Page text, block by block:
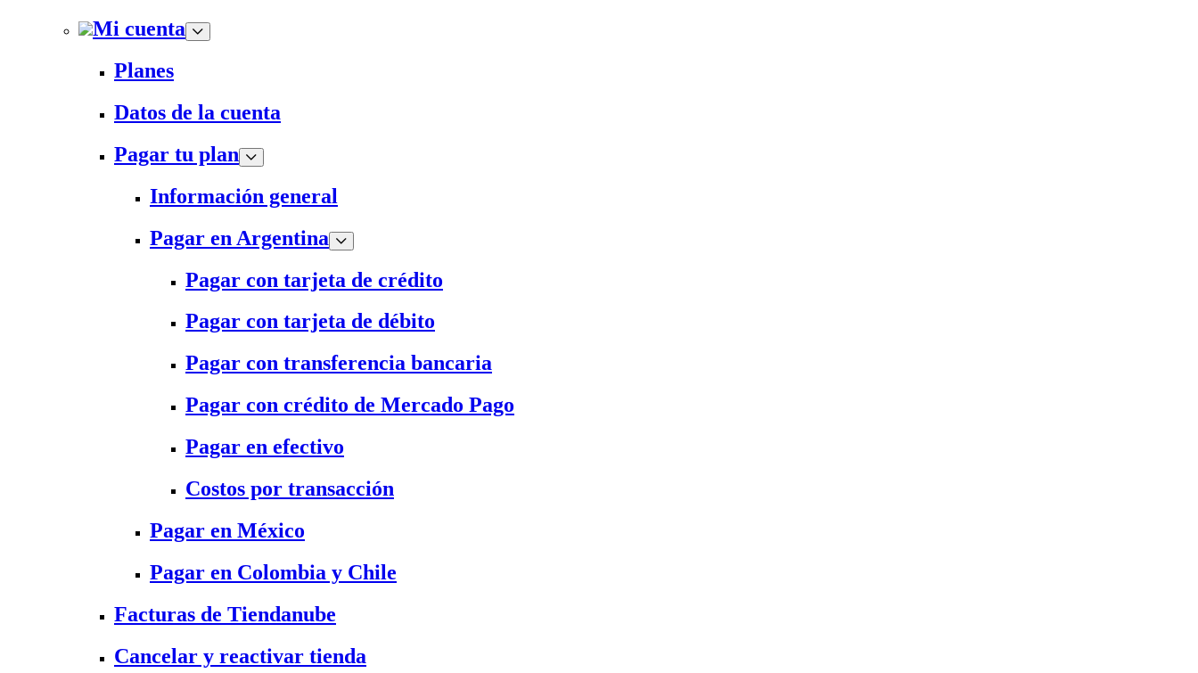
Mi cuenta
Planes
Datos de la cuenta
Pagar tu plan
Información general
Pagar en Argentina
Pagar con tarjeta de crédito
Pagar con tarjeta de débito
Pagar con transferencia bancaria
Pagar con crédito de Mercado Pago
Pagar en efectivo
Costos por transacción
Pagar en México
Pagar en Colombia y Chile
Facturas de Tiendanube
Cancelar y reactivar tienda